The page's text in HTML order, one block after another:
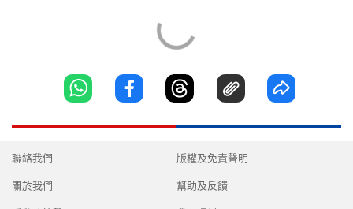
聯絡我們
關於我們
版權及免責聲明
幫助及反饋